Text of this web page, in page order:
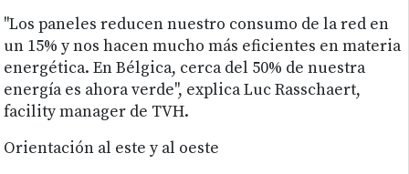
"Los paneles reducen nuestro consumo de la red en
un 15% y nos hacen mucho más eficientes en materia
energética. En Bélgica, cerca del 50% de nuestra
energía es ahora verde", explica Luc Rasschaert,
facility manager de TVH.
Orientación al este y al oeste